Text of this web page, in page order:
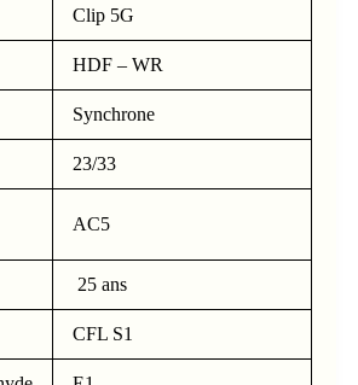
Clip 5G
HDF – WR
Synchrone
23/33
AC5
25 ans
CFL S1